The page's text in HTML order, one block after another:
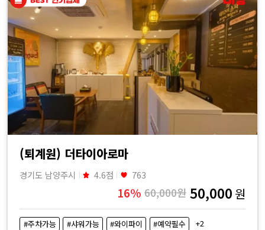
마
짱
(퇴계원) 더타이아로마
경기도 남양주시 4.6점 763
16% 60,000원 50,000 원
#주차가능 #샤워가능 #와이파이 #예약필수 +2